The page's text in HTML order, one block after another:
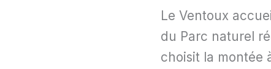
Le Ventoux
du Parc naturel
choisit la montée